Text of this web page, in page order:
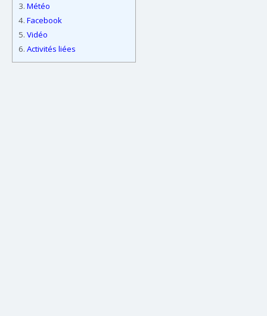
3. Météo
4. Facebook
5. Vidéo
6. Activités liées